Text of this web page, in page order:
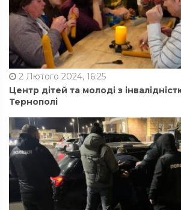
2 Лютого 2024, 16:25
Центр дітей та молоді з
Тернополі